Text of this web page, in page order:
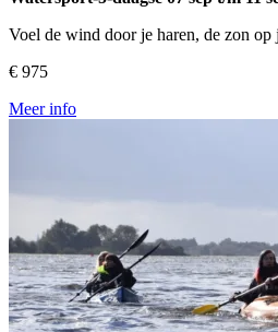
Voel de wind door je haren, de zon
€ 975
Meer info